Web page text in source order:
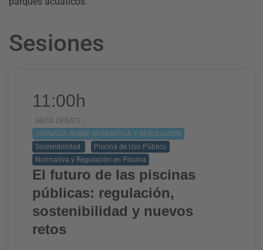
Sesiones
11:00h
MESA DEBATE |
JORNADA SOBRE NORMATIVA Y REGULACIÓN
Sostenibilidad
Piscina de Uso Público
Normativa y Regulación en Piscina
El futuro de las piscinas
públicas: regulación,
sostenibilidad y nuevos
retos